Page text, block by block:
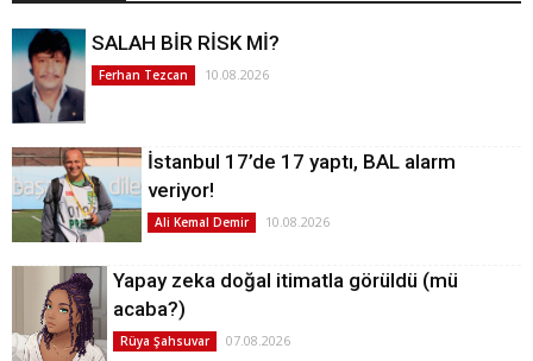
SALAH BİR RİSK Mİ?
Ferhan Tezcan 10.08.2026
İstanbul 17’de 17 yaptı, BAL alarm
veriyor!
Ali Kemal Demir 10.08.2026
Yapay zeka doğal itimatla görüldü (mü
acaba?)
Rüya Şahsuvar 07.08.2026